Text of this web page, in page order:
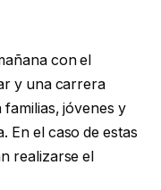
con el
y una carrera
jóvenes y
En el caso de estas
realizarse el